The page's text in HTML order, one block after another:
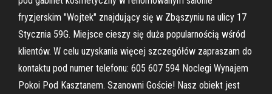
fryzjerskim "Wojtek" znajdujący się w Zbąszyniu na ulicy 17
Stycznia 59G. Miejsce cieszy się duża popularnością wśród
klientów. W celu uzyskania więcej szczegółów zapraszam do
kontaktu pod numer telefonu: 605 607 594 Noclegi Wynajem
Pokoi Pod Kasztanem. Szanowni Goście! Nasz obiekt jest